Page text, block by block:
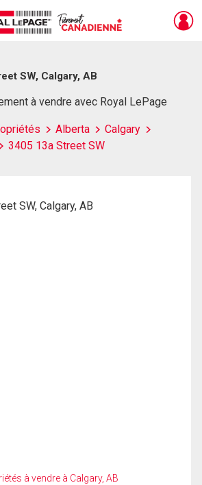
SW, Calgary, AB
à vendre avec Royal LePage
Alberta
Calgary
3405 13a Street SW
à vendre à Calgary, AB